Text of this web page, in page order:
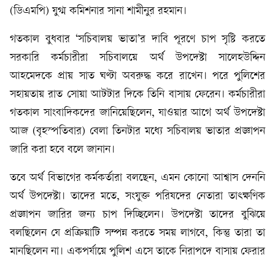
(ডিএমপি) যুগ্ম কমিশনার সানা শামীনুর রহমান।
গতকাল বুধবার ‘সচিবালয় ভাতা’র দাবি পূরণে চাপ সৃষ্টি করতে
সরকারি কর্মচারীরা সচিবালয়ে অর্থ উপদেষ্টা সালেহউদ্দিন
আহমেদকে প্রায় সাত ঘণ্টা অবরুদ্ধ করে রাখেন। পরে পুলিশের
সহায়তায় রাত সোয়া আটটার দিকে তিনি বাসায় ফেরেন। কর্মচারীরা
গতকাল সাংবাদিকদের জানিয়েছিলেন, যাওয়ার আগে অর্থ উপদেষ্টা
আজ (বৃহস্পতিবার) বেলা তিনটার মধ্যে সচিবালয় ভাতার প্রজ্ঞাপন
জারি করা হবে বলে জানান।
তবে অর্থ বিভাগের কর্মকর্তারা বলছেন, এমন কোনো আশ্বাস দেননি
অর্থ উপদেষ্টা। তাদের মতে, সংযুক্ত পরিষদের নেতারা তাৎক্ষণিক
প্রজ্ঞাপন জারির জন্য চাপ দিচ্ছিলেন। উপদেষ্টা তাদের বুঝিয়ে
বলছিলেন যে প্রক্রিয়াটি সম্পন্ন করতে সময় লাগবে, কিন্তু তারা তা
মানছিলেন না। একপর্যায়ে পুলিশ এসে তাকে নিরাপদে বাসায় ফেরার